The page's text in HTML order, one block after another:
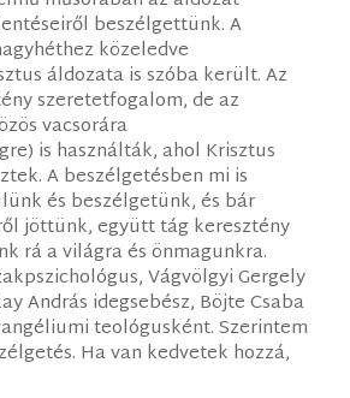
beszélgettünk. A
közeledve
áldozata is szóba került. Az
szeretetfogalom, de az
vacsorára
is használták, ahol Krisztus
A beszélgetésben mi is
és beszélgetünk, és bár
jöttünk, együtt tág keresztény
rá a világra és önmagunkra.
Vágvölgyi Gergely
András idegsebész, Böjte Csaba
teológusként. Szerintem
Ha van kedvetek hozzá,